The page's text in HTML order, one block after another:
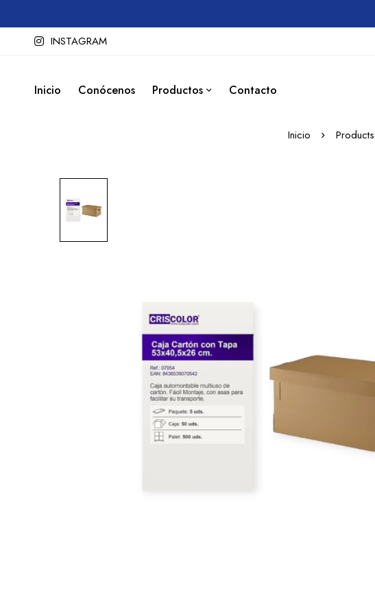
INSTAGRAM
Inicio Conócenos Productos Contacto
Inicio Products